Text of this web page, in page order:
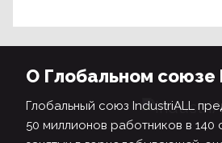
О Глобальном союзе
Глобальный союз IndustriALL
50 миллионов работников в 140